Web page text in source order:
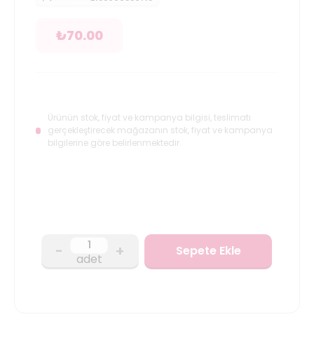
₺70.00
Ürünün stok, fiyat ve kampanya bilgisi, teslimatı
gerçekleştirecek mağazanın stok, fiyat ve kampanya
bilgilerine göre belirlenmektedir.
- adet + Sepete Ekle